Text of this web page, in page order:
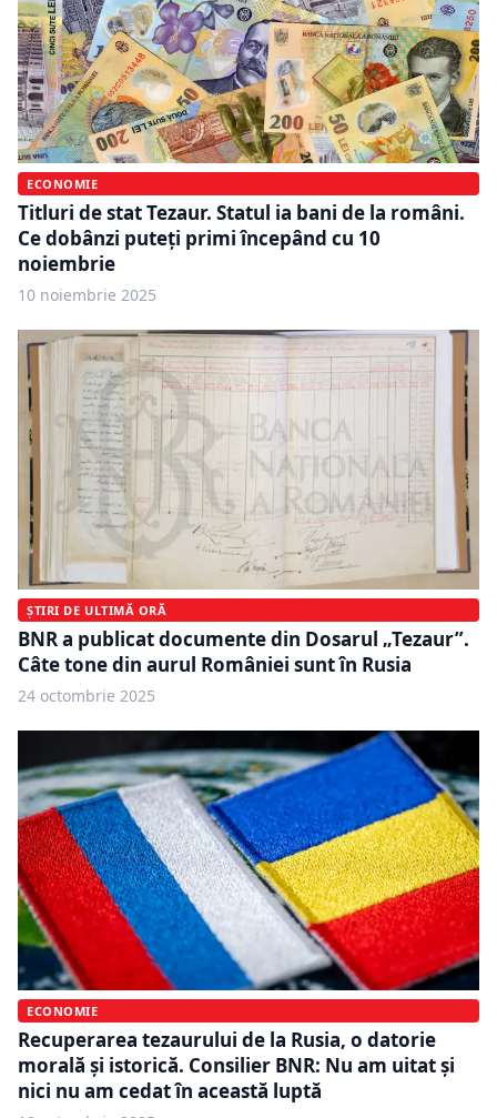
ECONOMIE
Titluri de stat Tezaur. Statul ia bani de la români.
Ce dobânzi puteți primi începând cu 10
noiembrie
10 noiembrie 2025
ȘTIRI DE ULTIMĂ ORĂ
BNR a publicat documente din Dosarul „Tezaur”.
Câte tone din aurul României sunt în Rusia
24 octombrie 2025
ECONOMIE
Recuperarea tezaurului de la Rusia, o datorie
morală și istorică. Consilier BNR: Nu am uitat și
nici nu am cedat în această luptă